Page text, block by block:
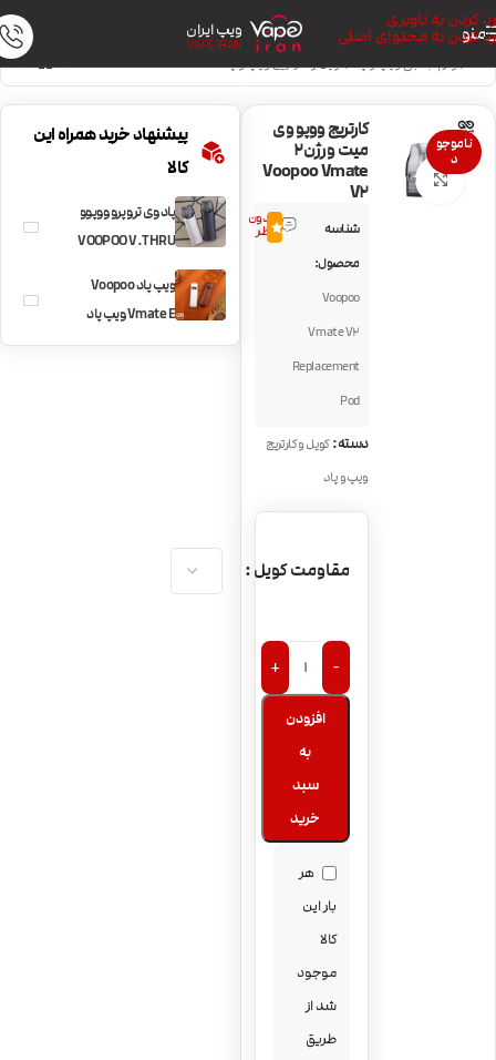
رد کردن به ناوبری
رد کردن به محتوای اصلی
منو ویپ ایران
VAPE IRAN
خانه/لوازم جانبی ویپ و پاد/کویل و کارتریج ویپ و پاد
ناموجو
د
بزرگنمایی تصویر
کارتریج ووپو وی
میت ورژن2
Voopoo Vmate
V2
شناسه
محصول:
Voopoo
Vmate V2
Replacement
Pod
بدون
نظر0.0
دسته:کویل و کارتریج
ویپ و پاد
مقاومت کویل
-
+
افزودن
به
سبد
خرید
هر
بار این
کالا
موجود
شد از
طریق
پیشنهاد خرید همراه این
کالا
پاد وی ترو پرو ووپوو
VOOPOO V.THRU
PRO
ویپ پاد Voopoo
Vmate E ویپ پاد
ووپوو وی میت ای